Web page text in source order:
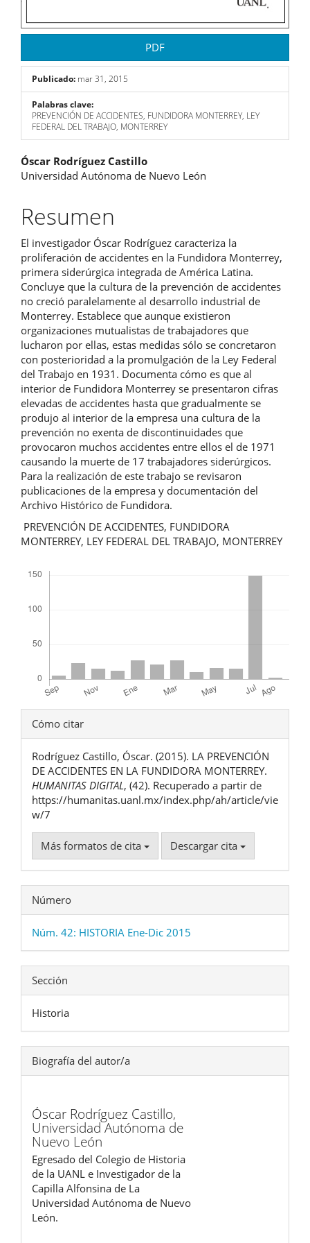
PDF
Publicado: mar 31, 2015
Palabras clave:
PREVENCIÓN DE ACCIDENTES, FUNDIDORA MONTERREY, LEY
FEDERAL DEL TRABAJO, MONTERREY
Contenido
principal
del
artículo
Óscar Rodríguez Castillo
Universidad Autónoma de Nuevo León
Resumen
El investigador Óscar Rodríguez caracteriza la
proliferación de accidentes en la Fundidora Monterrey,
primera siderúrgica integrada de América Latina.
Concluye que la cultura de la prevención de accidentes
no creció paralelamente al desarrollo industrial de
Monterrey. Establece que aunque existieron
organizaciones mutualistas de trabajadores que
lucharon por ellas, estas medidas sólo se concretaron
con posterioridad a la promulgación de la Ley Federal
del Trabajo en 1931. Documenta cómo es que al
interior de Fundidora Monterrey se presentaron cifras
elevadas de accidentes hasta que gradualmente se
produjo al interior de la empresa una cultura de la
prevención no exenta de discontinuidades que
provocaron muchos accidentes entre ellos el de 1971
causando la muerte de 17 trabajadores siderúrgicos.
Para la realización de este trabajo se revisaron
publicaciones de la empresa y documentación del
Archivo Histórico de Fundidora.
PREVENCIÓN DE ACCIDENTES, FUNDIDORA
MONTERREY, LEY FEDERAL DEL TRABAJO, MONTERREY
Detalles
del
artículo
Cómo citar
Rodríguez Castillo, Óscar. (2015). LA PREVENCIÓN
DE ACCIDENTES EN LA FUNDIDORA MONTERREY.
HUMANITAS DIGITAL, (42). Recuperado a partir de
https://humanitas.uanl.mx/index.php/ah/article/vie
w/7
Más formatos de cita Descargar cita
Número
Núm. 42: HISTORIA Ene-Dic 2015
Sección
Historia
Biografía del autor/a
Óscar Rodríguez Castillo,
Universidad Autónoma de
Nuevo León
Egresado del Colegio de Historia
de la UANL e Investigador de la
Capilla Alfonsina de La
Universidad Autónoma de Nuevo
León.